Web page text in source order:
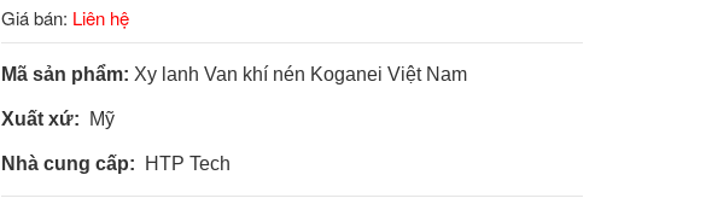
Giá bán: Liên hệ
Mã sản phẩm: Xy lanh Van khí nén Koganei Việt Nam
Xuất xứ: Mỹ
Nhà cung cấp: HTP Tech